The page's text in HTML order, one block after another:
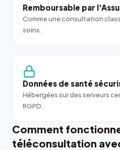
Remboursable par
Comme une consultation
soins.
Données de santé
Hébergées sur des serveurs
RGPD.
Comment
téléconsultation